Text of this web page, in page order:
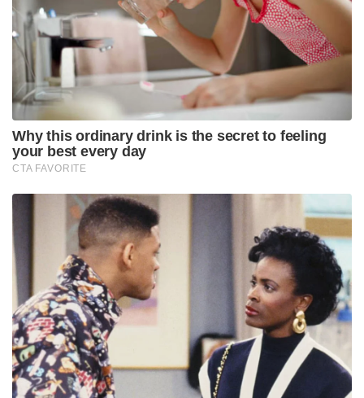
Why this ordinary drink is the secret to feeling
your best every day
CTA FAVORITE